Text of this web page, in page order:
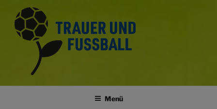
Inhalt
springen
TRAUER UND FUSSBALL
Menü